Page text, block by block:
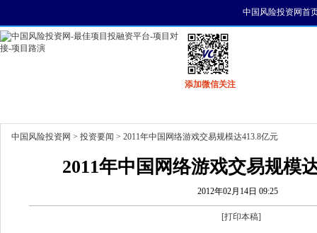
中国风险投资网首
添加微信关注
中国风险投资网 > 投资要闻 > 2011年中国网络游戏交易规模达413.8亿元
2011年中国网络游戏交易规模
2012年02月14日 09:25
[打印本稿]